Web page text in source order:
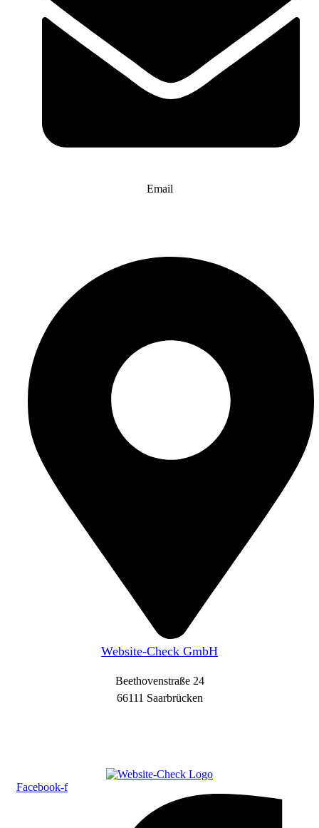
Email
Website-Check GmbH
Beethovenstraße 24
66111 Saarbrücken
Facebook-f